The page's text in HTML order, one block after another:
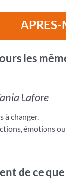
APRES-
les
Lafore
à changer.
émotions
de ce